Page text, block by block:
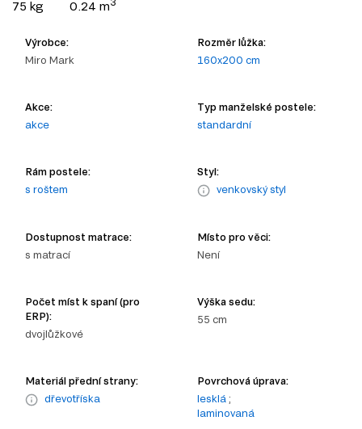
75 kg 0.24 m
Výrobce:
Miro Mark
Rozměr lůžka:
160x200 cm
Akce:
akce
Typ manželské postele:
standardní
Rám postele:
s roštem
Styl:
venkovský styl
Dostupnost matrace:
s matrací
Místo pro věci:
Není
Počet míst k spaní (pro
ERP):
dvojlůžkové
Výška sedu:
55 cm
Materiál přední strany:
dřevotříska
Povrchová úprava:
lesklá ;
laminovaná